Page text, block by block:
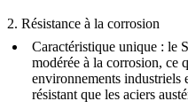
2. Résistance à la corrosion
Caractéristique unique : le
modérée à la corrosion, ce
environnements industriels
résistant que les aciers